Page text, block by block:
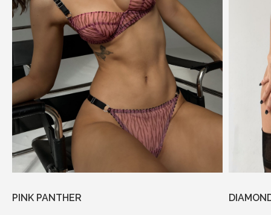
PINK PANTHER